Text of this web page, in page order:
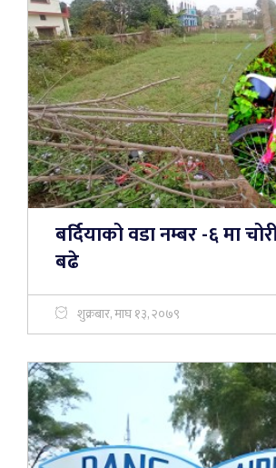
बर्दियाको वडा नम्बर -६ मा
बढे
शुक्रबार, माघ १३, २०७९